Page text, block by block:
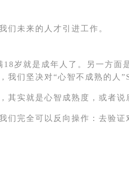
们未来的人才引进工作。
岁就是成年人了。另一方面
我们坚决对“心智不成熟的人
其实就是心智成熟度，或者说
们完全可以反向操作：去验证